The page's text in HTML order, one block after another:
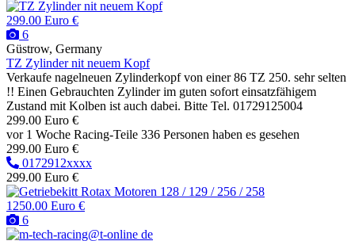
299.00 Euro €
6
Güstrow, Germany
TZ Zylinder nit neuem Kopf
Verkaufe nagelneuen Zylinderkopf von einer 86 TZ 250. sehr selten
!! Einen Gebrauchten Zylinder im guten sofort einsatzfähigem
Zustand mit Kolben ist auch dabei. Bitte Tel. 01729125004
299.00 Euro €
vor 1 Woche Racing-Teile 336 Personen haben es gesehen
299.00 Euro €
0172912xxxx
299.00 Euro €
1250.00 Euro €
6